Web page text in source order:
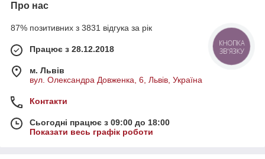
Про нас
87% позитивних з 3831 відгука за рік
Працює з 28.12.2018
м. Львів
вул. Олександра Довженка, 6, Львів, Україна
Контакти
Сьогодні працює з 09:00 до 18:00
Показати весь графік роботи
КНОПКА
ЗВ'ЯЗКУ